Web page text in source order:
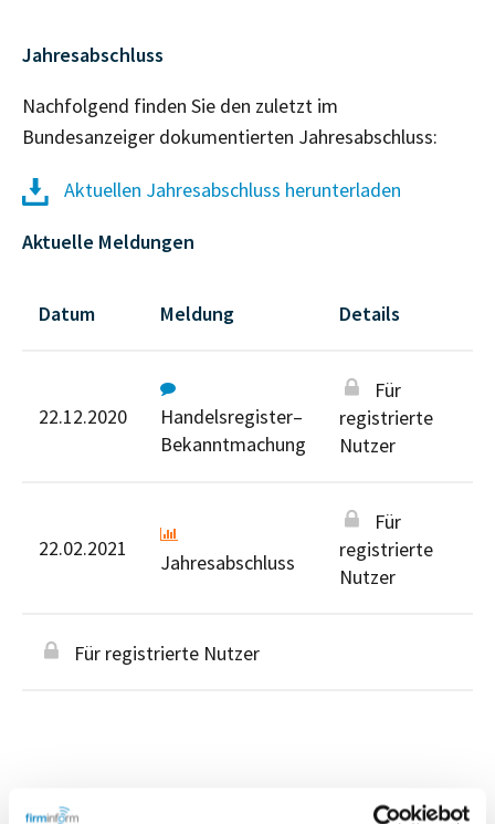
Jahresabschluss
Nachfolgend finden Sie den zuletzt im
Bundesanzeiger dokumentierten Jahresabschluss:
Aktuellen Jahresabschluss herunterladen
Aktuelle Meldungen
Datum Meldung Details
22.12.2020
Handelsregister–
Bekanntmachung
Für
registrierte
Nutzer
22.02.2021
Jahresabschluss
Für
registrierte
Nutzer
Für registrierte Nutzer